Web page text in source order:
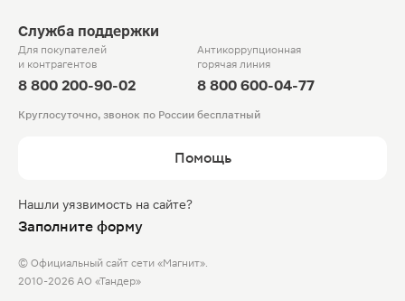
Служба поддержки
Для покупателей
и контрагентов
8 800 200-90-02
Антикоррупционная
горячая линия
8 800 600-04-77
Круглосуточно, звонок по России бесплатный
Помощь
Нашли уязвимость на сайте?
Заполните форму
© Официальный сайт сети «Магнит».
2010-2026 АО «Тандер»